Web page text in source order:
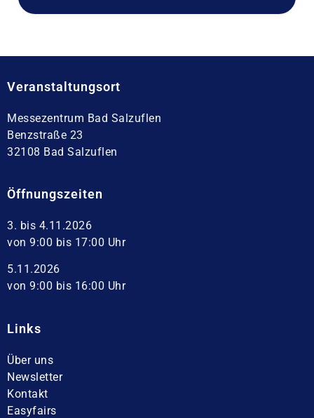
Veranstaltungsort
Messezentrum Bad Salzuflen
Benzstraße 23
32108 Bad Salzuflen
Öffnungszeiten
3. bis 4.11.2026
von 9:00 bis 17:00 Uhr
5.11.2026
von 9:00 bis 16:00 Uhr
Links
Über uns
Newsletter
Kontakt
Easyfairs